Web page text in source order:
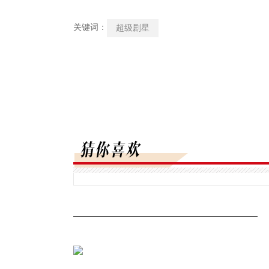
关键词： 超级剧星